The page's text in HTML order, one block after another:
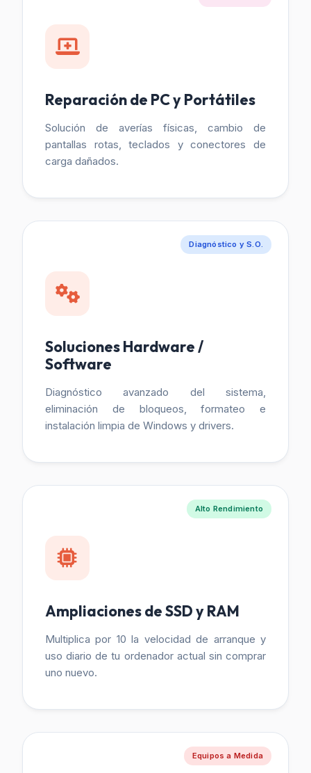
Reparación de PC y Portátiles
Solución de averías físicas, cambio de
pantallas rotas, teclados y conectores de
carga dañados.
Diagnóstico y S.O.
Soluciones Hardware /
Software
Diagnóstico avanzado del sistema,
eliminación de bloqueos, formateo e
instalación limpia de Windows y drivers.
Alto Rendimiento
Ampliaciones de SSD y RAM
Multiplica por 10 la velocidad de arranque y
uso diario de tu ordenador actual sin comprar
uno nuevo.
Equipos a Medida